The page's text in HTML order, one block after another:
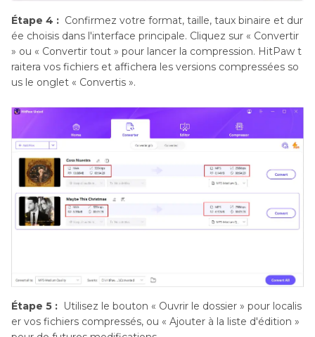
Étape 4 : Confirmez votre format, taille, taux binaire et dur
ée choisis dans l'interface principale. Cliquez sur « Convertir
» ou « Convertir tout » pour lancer la compression. HitPaw t
raitera vos fichiers et affichera les versions compressées so
us le onglet « Convertis ».
Étape 5 : Utilisez le bouton « Ouvrir le dossier » pour localis
er vos fichiers compressés, ou « Ajouter à la liste d'édition »